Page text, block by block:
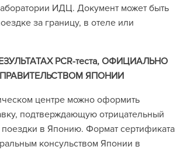
ИДЦ. Документ может быть
за границу, в отеле или
PCR-теста, ОФИЦИАЛЬНО
ЯПОНИИ
центре можно оформить
подтверждающую отрицательный
поездки в Японию. Формат сертификата
консульством Японии в